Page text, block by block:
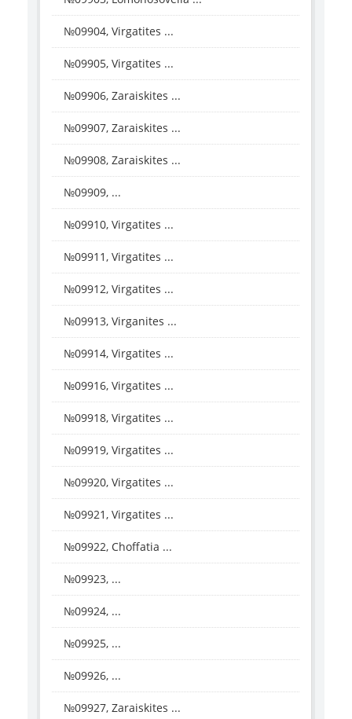
№09904, Virgatites ...
№09905, Virgatites ...
№09906, Zaraiskites ...
№09907, Zaraiskites ...
№09908, Zaraiskites ...
№09909, ...
№09910, Virgatites ...
№09911, Virgatites ...
№09912, Virgatites ...
№09913, Virganites ...
№09914, Virgatites ...
№09916, Virgatites ...
№09918, Virgatites ...
№09919, Virgatites ...
№09920, Virgatites ...
№09921, Virgatites ...
№09922, Choffatia ...
№09923, ...
№09924, ...
№09925, ...
№09926, ...
№09927, Zaraiskites ...